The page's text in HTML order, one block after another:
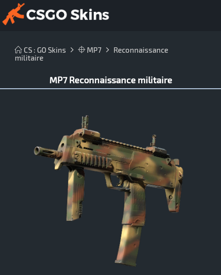
CS : GO Skins MP7
Reconnaissance
militaire
MP7 Reconnaissance militaire